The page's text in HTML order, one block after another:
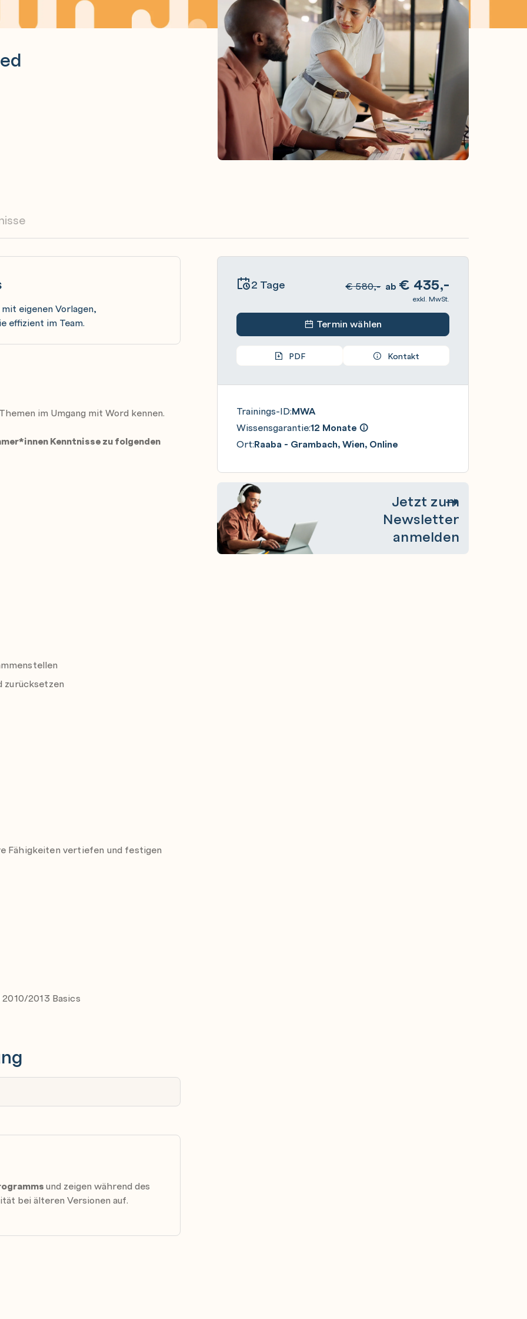
eigenen Vorlagen,
effizient im Team.
im Umgang mit Word kennen.
Kenntnisse zu folgenden
zurücksetzen
nutzen
Fähigkeiten vertiefen und festigen
2013 Basics
und zeigen während des
bei älteren Versionen auf.
2 Tage €580,- ab € 435,-
exkl. MwSt.
Termin wählen
PDF Kontakt
Trainings-ID:MWA
Wissensgarantie:12 Monate
Ort:Raaba - Grambach, Wien, Online
Jetzt zum
Newsletter
anmelden